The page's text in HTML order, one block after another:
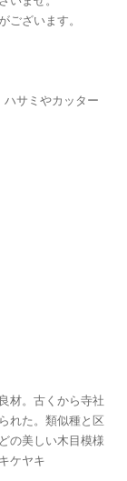
ございます。
サミやカッター
材。古くから寺社
れた。類似種と区
の美しい木目模様
ケヤキ